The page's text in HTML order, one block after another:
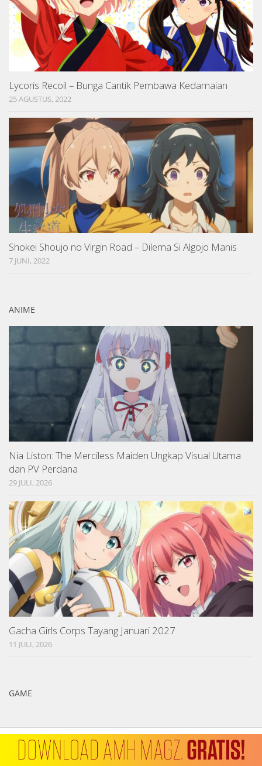
Lycoris Recoil – Bunga Cantik Pembawa Kedamaian
25 AGUSTUS, 2022
Shokei Shoujo no Virgin Road – Dilema Si Algojo Manis
7 JUNI, 2022
ANIME
Nia Liston: The Merciless Maiden Ungkap Visual Utama
dan PV Perdana
29 JULI, 2026
Gacha Girls Corps Tayang Januari 2027
11 JULI, 2026
GAME